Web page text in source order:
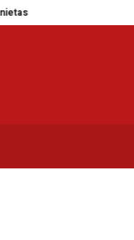
Las 5 plantas ideales para